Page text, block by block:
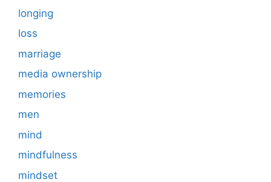
longing
loss
marriage
media ownership
memories
men
mind
mindfulness
mindset